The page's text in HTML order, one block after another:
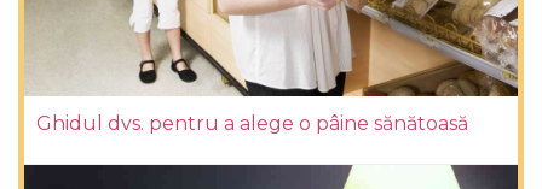
Ghidul dvs. pentru a alege o pâine sănătoasă